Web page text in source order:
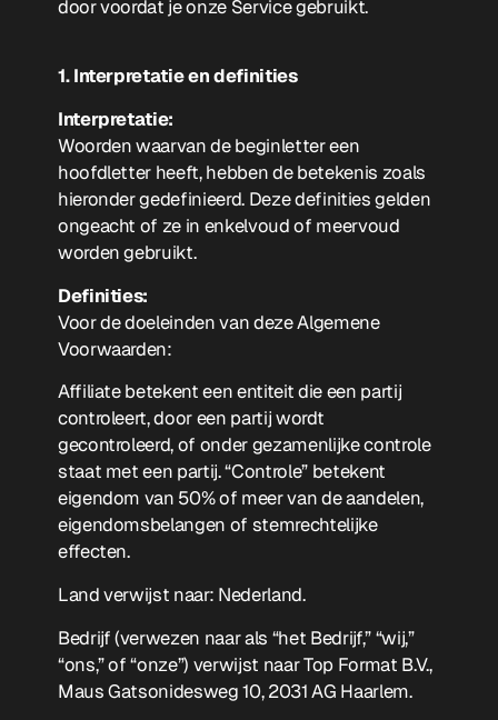
door voordat je onze Service gebruikt.
1. Interpretatie en definities
Interpretatie:
Woorden waarvan de beginletter een
hoofdletter heeft, hebben de betekenis zoals
hieronder gedefinieerd. Deze definities gelden
ongeacht of ze in enkelvoud of meervoud
worden gebruikt.
Definities:
Voor de doeleinden van deze Algemene
Voorwaarden:
Affiliate betekent een entiteit die een partij
controleert, door een partij wordt
gecontroleerd, of onder gezamenlijke controle
staat met een partij. “Controle” betekent
eigendom van 50% of meer van de aandelen,
eigendomsbelangen of stemrechtelijke
effecten.
Land verwijst naar: Nederland.
Bedrijf (verwezen naar als “het Bedrijf,” “wij,”
“ons,” of “onze”) verwijst naar Top Format B.V.,
Maus Gatsonidesweg 10, 2031 AG Haarlem.